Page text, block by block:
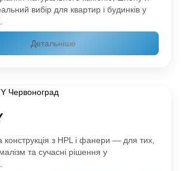
вибір для квартир і будинків у
Детальніше
конструкція з HPL і фанери — для тих,
та сучасні рішення у